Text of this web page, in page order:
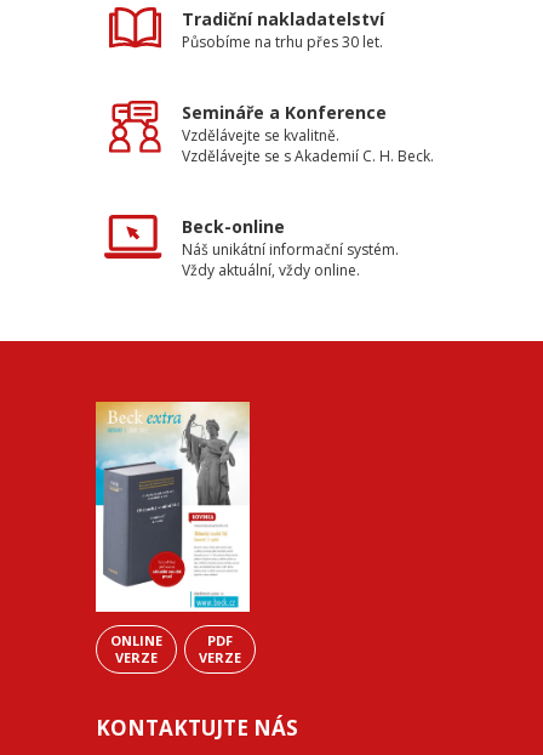
Tradiční nakladatelství
Působíme na trhu přes 30 let.
Semináře a Konference
Vzdělávejte se kvalitně.
Vzdělávejte se s Akademií C. H. Beck.
Beck-online
Náš unikátní informační systém.
Vždy aktuální, vždy online.
ONLINE
VERZE
PDF
VERZE
KONTAKTUJTE NÁS